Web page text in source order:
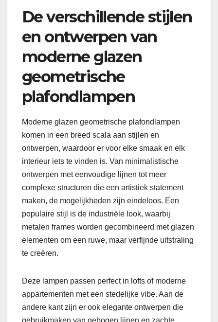
De verschillende stijlen
en ontwerpen van
moderne glazen
geometrische
plafondlampen
Moderne glazen geometrische plafondlampen
komen in een breed scala aan stijlen en
ontwerpen, waardoor er voor elke smaak en elk
interieur iets te vinden is. Van minimalistische
ontwerpen met eenvoudige lijnen tot meer
complexe structuren die een artistiek statement
maken, de mogelijkheden zijn eindeloos. Een
populaire stijl is de industriële look, waarbij
metalen frames worden gecombineerd met glazen
elementen om een ruwe, maar verfijnde uitstraling
te creëren.
Deze lampen passen perfect in lofts of moderne
appartementen met een stedelijke vibe. Aan de
andere kant zijn er ook elegante ontwerpen die